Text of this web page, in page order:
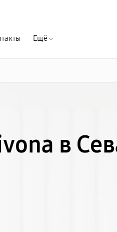
Ещё
в